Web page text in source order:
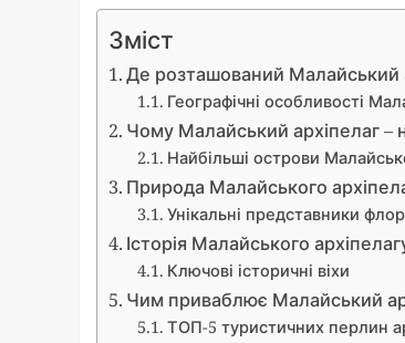
Зміст
Де розташований Малайський
Географічні особливості
Чому Малайський архіпелаг –
Найбільші острови
Природа Малайського
Унікальні представники
Історія Малайського
Ключові історичні віхи
Чим приваблює Малайський
ТОП-5 туристичних перлин